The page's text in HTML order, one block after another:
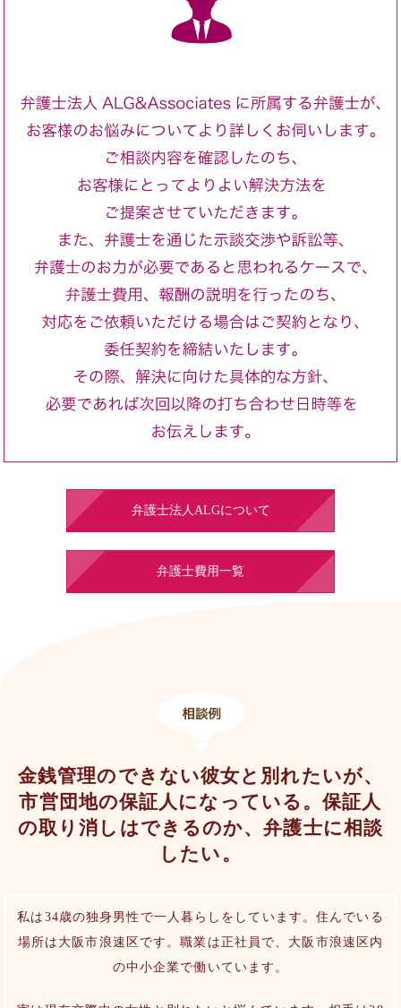
弁護士法人ALGについて
弁護士費用一覧
金銭管理のできない彼女と別れたいが、
市営団地の保証人になっている。保証人
の取り消しはできるのか、弁護士に相談
したい。
私は34歳の独身男性で一人暮らしをしています。住んでいる
場所は大阪市浪速区です。職業は正社員で、大阪市浪速区内
の中小企業で働いています。